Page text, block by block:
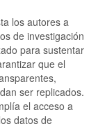
los autores a
de investigación
para sustentar
que el
ser replicados.
el acceso a
datos de